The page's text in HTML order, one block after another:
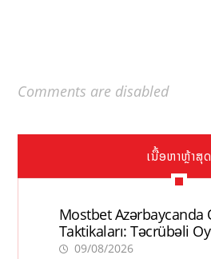
Comments are disabled
ເນື້ອຫາຫຼ້າສຸດ
Mostbet Azərbaycanda
Taktikaları: Təcrübəli
İpuçları
09/08/2026